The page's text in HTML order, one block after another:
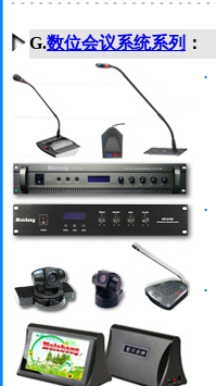
G.数位会议系统系列 ：
．
．
．